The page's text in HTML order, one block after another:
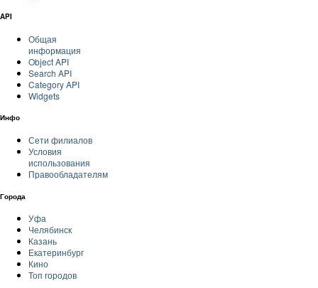
API
Общая
информация
Object API
Search API
Category API
Widgets
Инфо
Сети филиалов
Условия
использования
Правообладателям
Города
Уфа
Челябинск
Казань
Екатеринбург
Кино
Топ городов